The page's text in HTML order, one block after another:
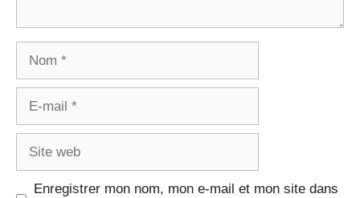
Enregistrer mon nom, mon e-mail et mon site dans